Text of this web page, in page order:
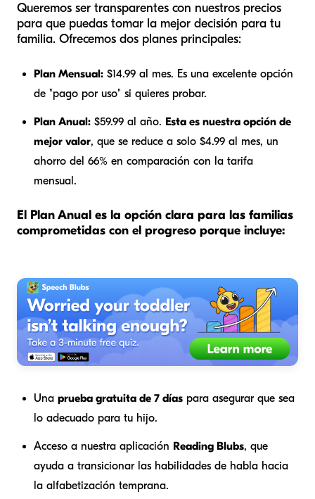
Queremos ser transparentes con nuestros precios
para que puedas tomar la mejor decisión para tu
familia. Ofrecemos dos planes principales:
Plan Mensual: $14.99 al mes. Es una excelente opción
de "pago por uso" si quieres probar.
Plan Anual: $59.99 al año. Esta es nuestra opción de
mejor valor, que se reduce a solo $4.99 al mes, un
ahorro del 66% en comparación con la tarifa
mensual.
El Plan Anual es la opción clara para las familias
comprometidas con el progreso porque incluye:
Una prueba gratuita de 7 días para asegurar que sea
lo adecuado para tu hijo.
Acceso a nuestra aplicación Reading Blubs, que
ayuda a transicionar las habilidades de habla hacia
la alfabetización temprana.